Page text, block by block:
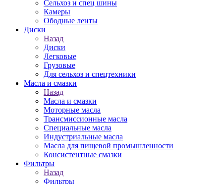
Сельхоз и спец шины
Камеры
Ободные ленты
Диски
Назад
Диски
Легковые
Грузовые
Для сельхоз и спецтехники
Масла и смазки
Назад
Масла и смазки
Моторные масла
Трансмиссионные масла
Специальные масла
Индустриальные масла
Масла для пищевой промышленности
Консистентные смазки
Фильтры
Назад
Фильтры